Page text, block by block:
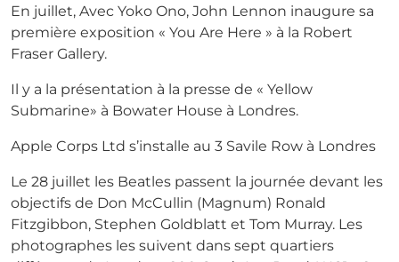
En juillet, Avec Yoko Ono, John Lennon inaugure sa
première exposition « You Are Here » à la Robert
Fraser Gallery.
Il y a la présentation à la presse de « Yellow
Submarine» à Bowater House à Londres.
Apple Corps Ltd s’installe au 3 Savile Row à Londres
Le 28 juillet les Beatles passent la journée devant les
objectifs de Don McCullin (Magnum) Ronald
Fitzgibbon, Stephen Goldblatt et Tom Murray. Les
photographes les suivent dans sept quartiers